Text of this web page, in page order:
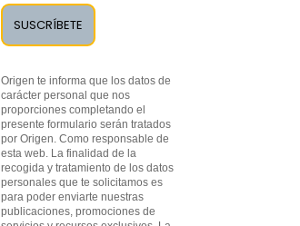
Origen te informa que los datos de
carácter personal que nos
proporciones completando el
presente formulario serán tratados
por Origen. Como responsable de
esta web. La finalidad de la
recogida y tratamiento de los datos
personales que te solicitamos es
para poder enviarte nuestras
publicaciones, promociones de